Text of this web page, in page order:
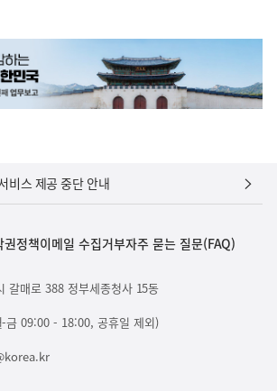
비스 제공 중단 안내
권정책이메일 수집거부자주 묻는 질문(FAQ)
갈매로 388 정부세종청사 15동
09:00 - 18:00, 공휴일 제외)